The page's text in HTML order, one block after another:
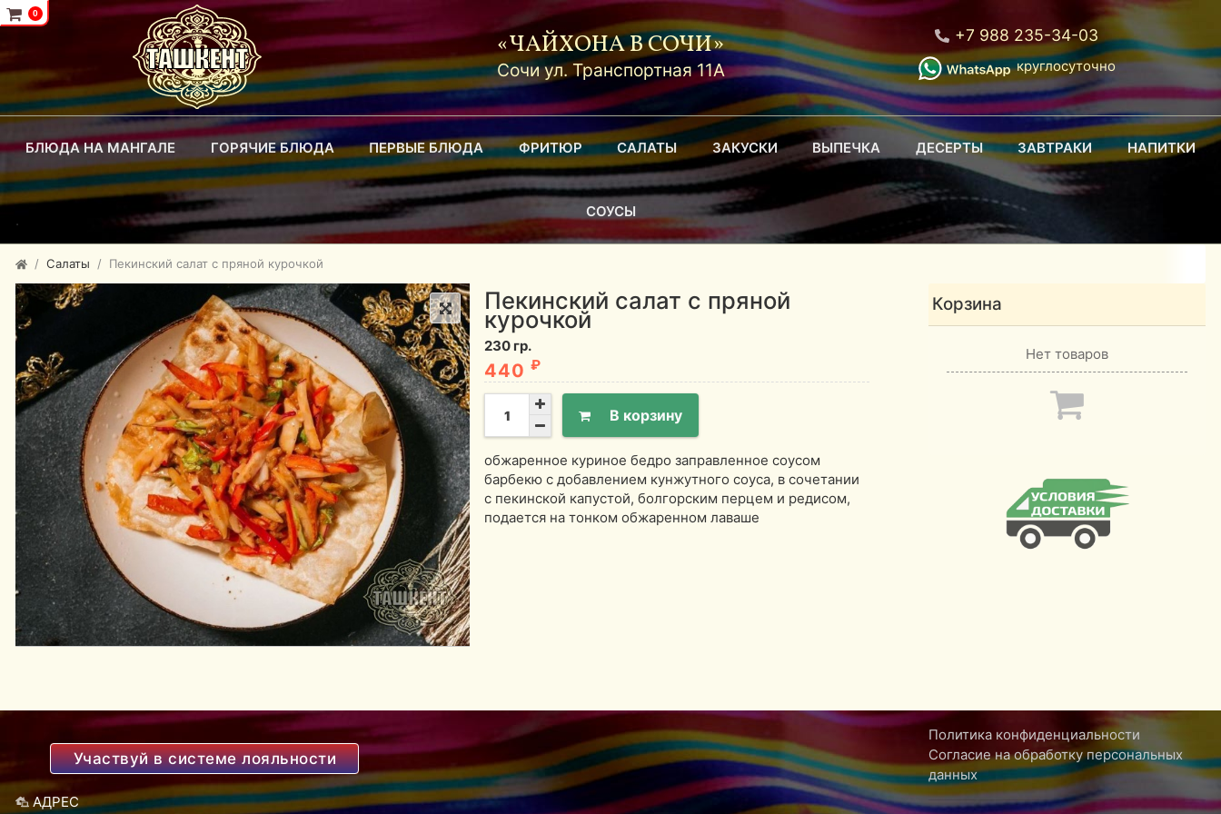
«ЧАЙХОНА В СОЧИ»
Сочи ул. Транспортная 11А
+7 988 235-34-03
круглосуточно
БЛЮДА НА МАНГАЛЕ ГОРЯЧИЕ БЛЮДА ПЕРВЫЕ БЛЮДА ФРИТЮР САЛАТЫ ЗАКУСКИ ВЫПЕЧКА ДЕСЕРТЫ ЗАВТРАКИ НАПИТКИ
СОУСЫ
Салаты Пекинский салат с пряной курочкой
.
Пекинский салат с пряной
курочкой
230 гр.
440 ₽
В корзину
обжаренное куриное бедро заправленное соусом
барбекю с добавлением кунжутного соуса, в сочетании
с пекинской капустой, болгорским перцем и редисом,
подается на тонком обжаренном лаваше
Корзина
Нет товаров
Участвуй в системе лояльности
АДРЕС
Политика конфиденциальности
Согласие на обработку персональных
данных
0